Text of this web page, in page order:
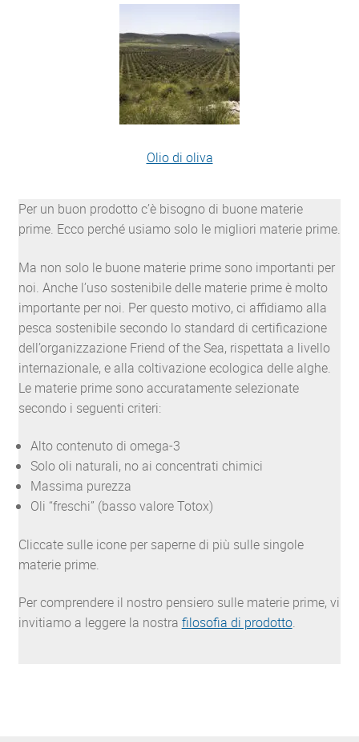
Olio di oliva
Per un buon prodotto c’è bisogno di buone materie
prime. Ecco perché usiamo solo le migliori materie prime.
Ma non solo le buone materie prime sono importanti per
noi. Anche l’uso sostenibile delle materie prime è molto
importante per noi. Per questo motivo, ci affidiamo alla
pesca sostenibile secondo lo standard di certificazione
dell’organizzazione Friend of the Sea, rispettata a livello
internazionale, e alla coltivazione ecologica delle alghe.
Le materie prime sono accuratamente selezionate
secondo i seguenti criteri:
Alto contenuto di omega-3
Solo oli naturali, no ai concentrati chimici
Massima purezza
Oli “freschi” (basso valore Totox)
Cliccate sulle icone per saperne di più sulle singole
materie prime.
Per comprendere il nostro pensiero sulle materie prime, vi
invitiamo a leggere la nostra filosofia di prodotto.